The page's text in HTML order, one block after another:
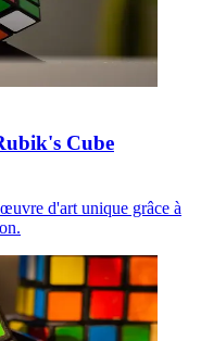
Cube
d'art unique grâce à